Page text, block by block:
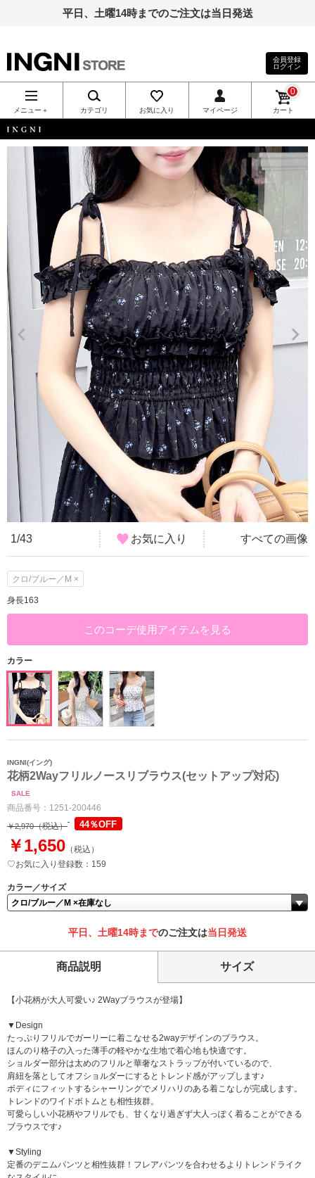
平日、土曜14時までのご注文は当日発送
INGNI（イン
グ）公式通
販｜INGNI
STORE
会員登録
ログイン
メニュー＋ カテゴリ お気に入り マイページ カート
0
INGNI
1/43 お気に入り すべての画像
クロ/ブルー／M ×
身長163
このコーデ使用アイテムを見る
カラー
INGNI(イング)
花柄2Wayフリルノースリブラウス(セットアップ対応)
SALE
商品番号： 1251-200446
￥2,970（税込） 44％OFF
￥1,650 （税込）
♡お気に入り登録数：159
カラー／サイズ
平日、土曜14時までのご注文は当日発送
商品説明 サイズ
【小花柄が大人可愛い♪ 2Wayブラウスが登場】
▼Design
たっぷりフリルでガーリーに着こなせる2wayデザインのブラウス。
ほんのり格子の入った薄手の軽やかな生地で着心地も快適です。
ショルダー部分は太めのフリルと華奢なストラップが付いているので、
肩紐を落としてオフショルダーにするとトレンド感がアップします♪
ボディにフィットするシャーリングでメリハリのある着こなしが完成します。
トレンドのワイドボトムとも相性抜群。
可愛らしい小花柄やフリルでも、甘くなり過ぎず大人っぽく着ることができる
ブラウスです♪
▼Styling
定番のデニムパンツと相性抜群！フレアパンツを合わせるよりトレンドライク